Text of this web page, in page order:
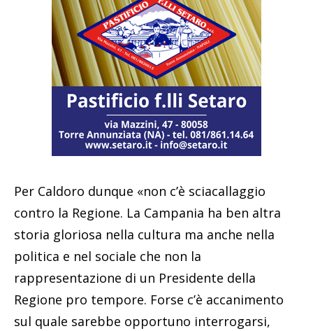
Per Caldoro dunque «non c’è sciacallaggio
contro la Regione. La Campania ha ben altra
storia gloriosa nella cultura ma anche nella
politica e nel sociale che non la
rappresentazione di un Presidente della
Regione pro tempore. Forse c’è accanimento
sul quale sarebbe opportuno interrogarsi,